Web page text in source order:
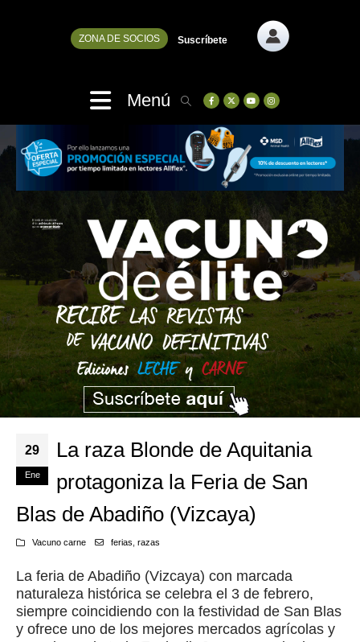
ZONA DE SOCIOS Suscríbete
Menú
29
Ene
La raza Blonde de Aquitania
protagoniza la Feria de San
Blas de Abadiño (Vizcaya)
Vacuno carne ferias razas
La feria de Abadiño (Vizcaya) con marcada
naturaleza histórica se celebra el 3 de febrero,
siempre coincidiendo con la festividad de San Blas
y ofrece uno de los mejores mercados agrícolas y